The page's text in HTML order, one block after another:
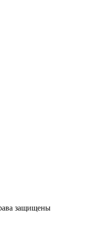
защищены